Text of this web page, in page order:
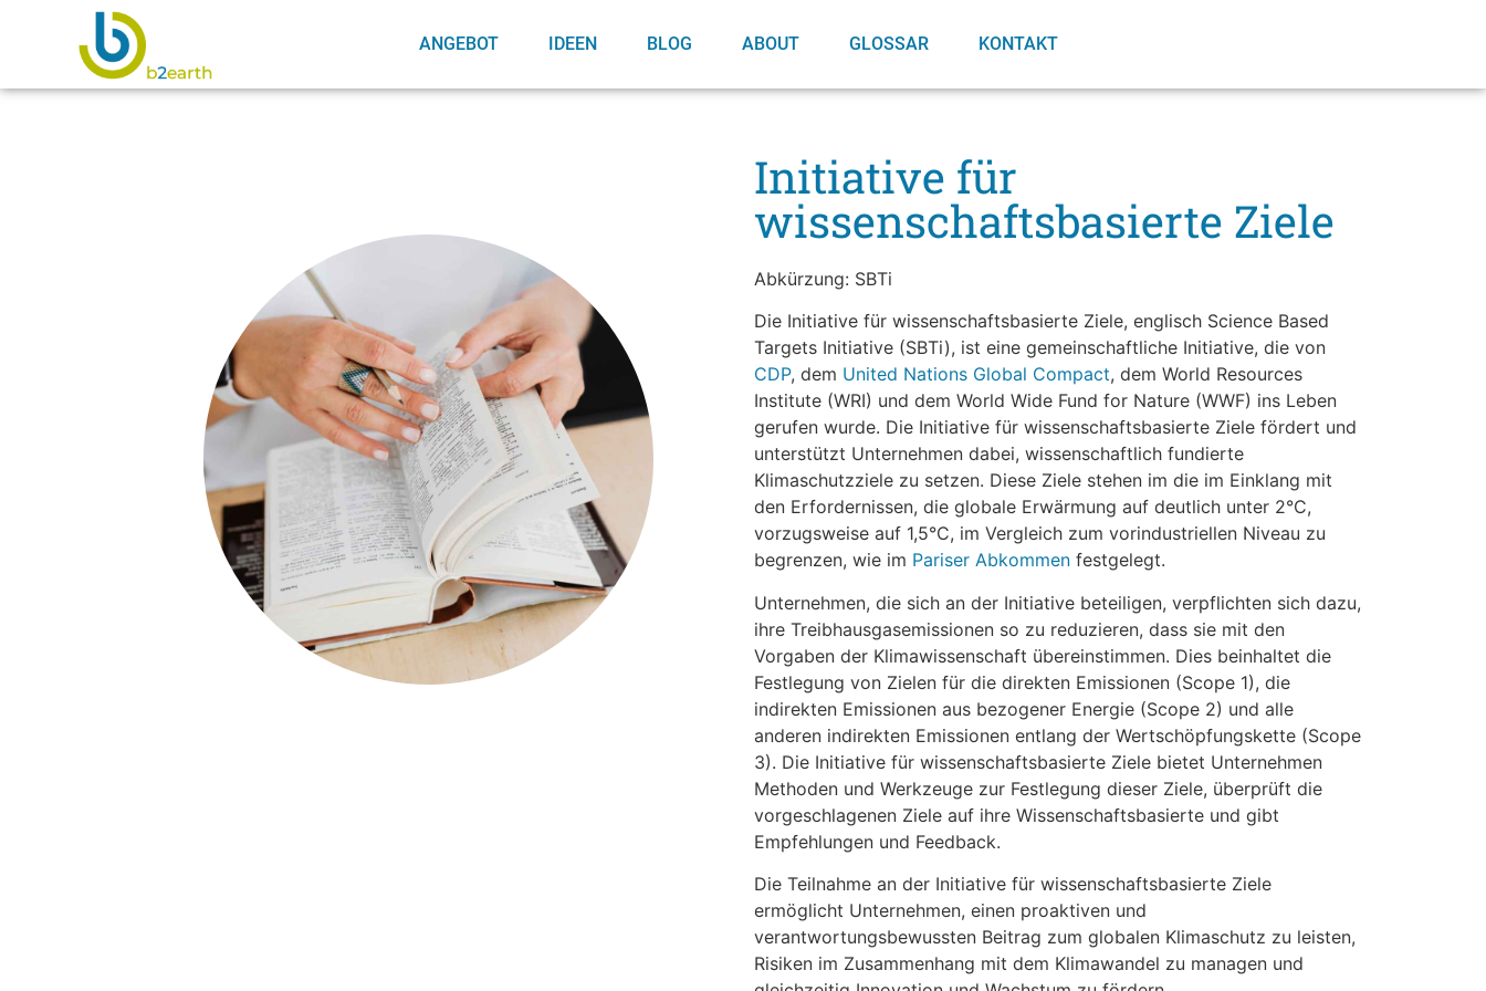
ANGEBOT IDEEN BLOG ABOUT GLOSSAR KONTAKT
Initiative für
wissenschaftsbasierte Ziele
Abkürzung: SBTi
Die Initiative für wissenschaftsbasierte Ziele, englisch Science Based
Targets Initiative (SBTi), ist eine gemeinschaftliche Initiative, die von
CDP, dem United Nations Global Compact, dem World Resources
Institute (WRI) und dem World Wide Fund for Nature (WWF) ins Leben
gerufen wurde. Die Initiative für wissenschaftsbasierte Ziele fördert und
unterstützt Unternehmen dabei, wissenschaftlich fundierte
Klimaschutzziele zu setzen. Diese Ziele stehen im die im Einklang mit
den Erfordernissen, die globale Erwärmung auf deutlich unter 2°C,
vorzugsweise auf 1,5°C, im Vergleich zum vorindustriellen Niveau zu
begrenzen, wie im Pariser Abkommen festgelegt.
Unternehmen, die sich an der Initiative beteiligen, verpflichten sich dazu,
ihre Treibhausgasemissionen so zu reduzieren, dass sie mit den
Vorgaben der Klimawissenschaft übereinstimmen. Dies beinhaltet die
Festlegung von Zielen für die direkten Emissionen (Scope 1), die
indirekten Emissionen aus bezogener Energie (Scope 2) und alle
anderen indirekten Emissionen entlang der Wertschöpfungskette (Scope
3). Die Initiative für wissenschaftsbasierte Ziele bietet Unternehmen
Methoden und Werkzeuge zur Festlegung dieser Ziele, überprüft die
vorgeschlagenen Ziele auf ihre Wissenschaftsbasierte und gibt
Empfehlungen und Feedback.
Die Teilnahme an der Initiative für wissenschaftsbasierte Ziele
ermöglicht Unternehmen, einen proaktiven und
verantwortungsbewussten Beitrag zum globalen Klimaschutz zu leisten,
Risiken im Zusammenhang mit dem Klimawandel zu managen und